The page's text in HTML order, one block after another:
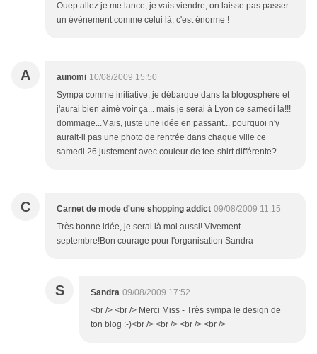
Ouep allez je me lance, je vais viendre, on laisse pas passer
un évènement comme celui là, c'est énorme !
A aunomi 10/08/2009 15:50
Sympa comme initiative, je débarque dans la blogosphère et
j'aurai bien aimé voir ça... mais je serai à Lyon ce samedi là!!!
dommage...Mais, juste une idée en passant... pourquoi n'y
aurait-il pas une photo de rentrée dans chaque ville ce
samedi 26 justement avec couleur de tee-shirt différente?
C Carnet de mode d'une shopping addict 09/08/2009 11:15
Très bonne idée, je serai là moi aussi! Vivement
septembre!Bon courage pour l'organisation Sandra
S Sandra 09/08/2009 17:52
<br /> <br /> Merci Miss - Très sympa le design de
ton blog :-)<br /> <br /> <br /> <br />